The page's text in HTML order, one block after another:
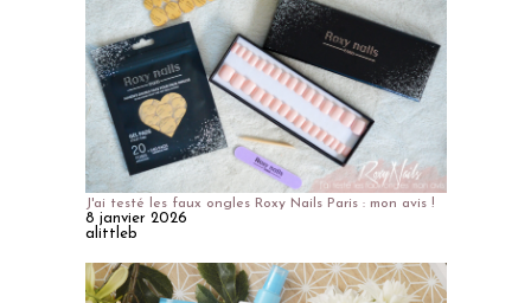
J'ai testé les faux ongles Roxy Nails Paris : mon avis !
8 janvier 2026
alittleb